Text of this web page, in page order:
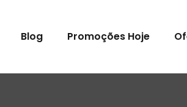
Blog Promoções Hoje